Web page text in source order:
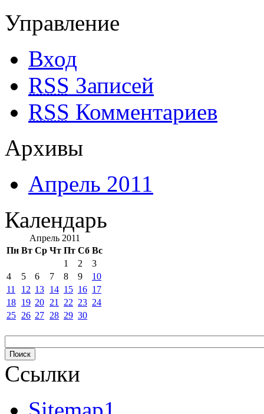
Управление
Вход
RSS Записей
RSS Комментариев
Архивы
Апрель 2011
Календарь
Апрель 2011
Пн Вт Ср Чт Пт Сб Вс
1
2
3
4
5 6 7 8 9
10
11
12 13 14 15 16 17
18 19 20 21 22 23 24
25 26 27 28 29 30
Ссылки